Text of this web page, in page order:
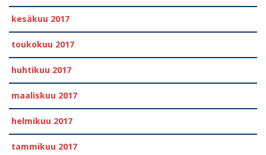
kesäkuu 2017
toukokuu 2017
huhtikuu 2017
maaliskuu 2017
helmikuu 2017
tammikuu 2017